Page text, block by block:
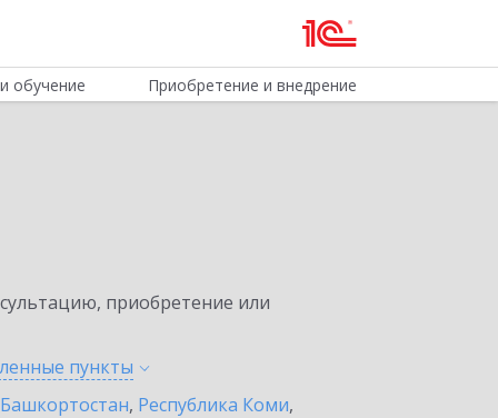
обучение Приобретение и внедрение
приобретение или
пункты
, Республика Коми,